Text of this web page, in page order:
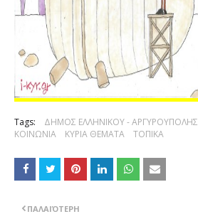
Tags: ΔΗΜΟΣ ΕΛΛΗΝΙΚΟΥ - ΑΡΓΥΡΟΥΠΟΛΗΣ
ΚΟΙΝΩΝΙΑ
ΚΥΡΙΑ ΘΕΜΑΤΑ ΤΟΠΙΚΑ
ΠΑΛΑΙΌΤΕΡΗ